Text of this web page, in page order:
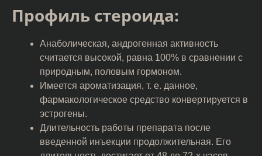
Профиль стероида:
Анаболическая, андрогенная активность
считается высокой, равна 100% в сравнении с
природным, половым гормоном.
Имеется ароматизация, т. е. данное,
фармакологическое средство конвертируется в
эстрогены.
Длительность работы препарата после
введенной инъекции продолжительная. Его